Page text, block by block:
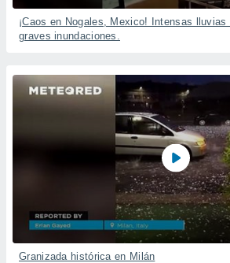
¡Caos en Nogales, Mexico! Intensas
graves inundaciones.
Granizada histórica en Milán